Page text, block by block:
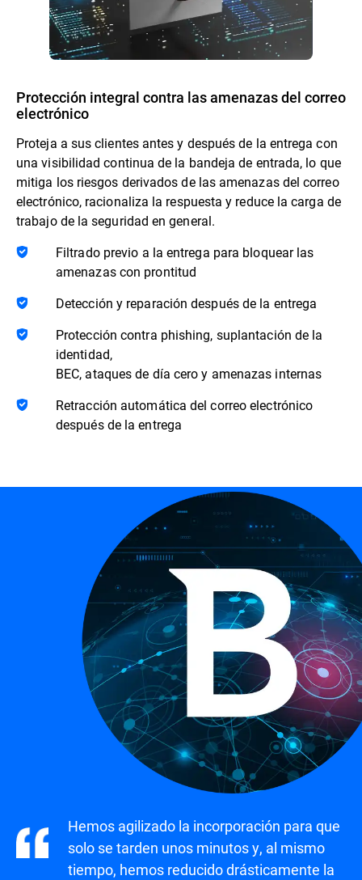
Protección integral contra las amenazas del correo
electrónico
Proteja a sus clientes antes y después de la entrega con
una visibilidad continua de la bandeja de entrada, lo que
mitiga los riesgos derivados de las amenazas del correo
electrónico, racionaliza la respuesta y reduce la carga de
trabajo de la seguridad en general.
Filtrado previo a la entrega para bloquear las
amenazas con prontitud
Detección y reparación después de la entrega
Protección contra phishing, suplantación de la
identidad,
BEC, ataques de día cero y amenazas internas
Retracción automática del correo electrónico
después de la entrega
Hemos agilizado la incorporación para que
solo se tarden unos minutos y, al mismo
tiempo, hemos reducido drásticamente la